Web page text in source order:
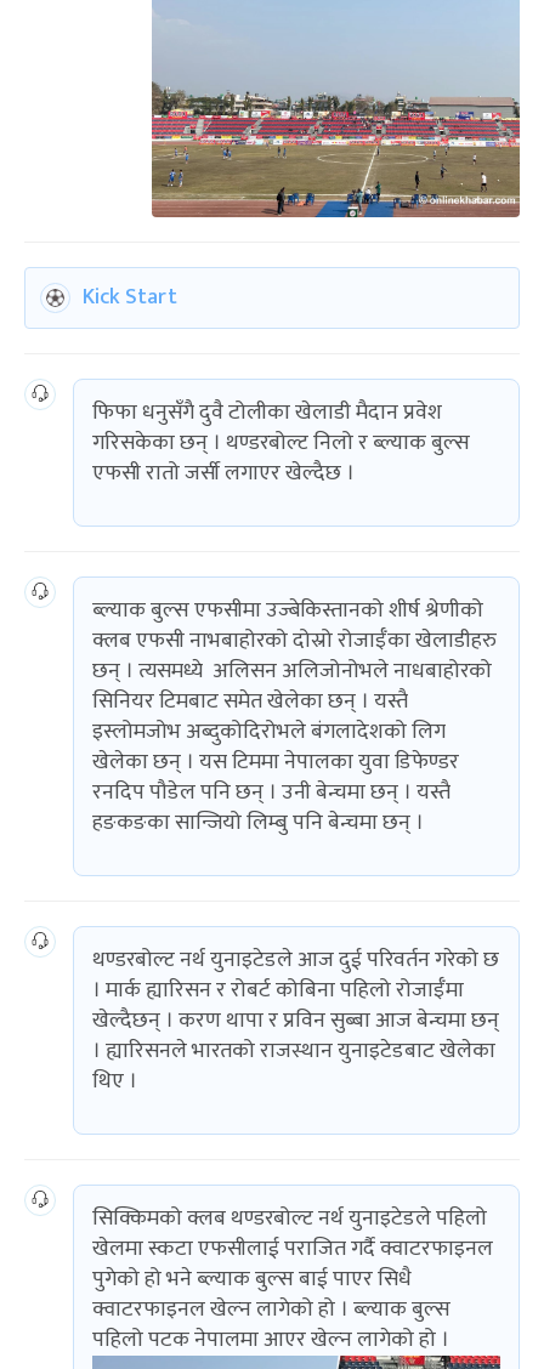
Kick Start
फिफा धनुसँगै दुवै टोलीका खेलाडी मैदान प्रवेश
गरिसकेका छन् । थण्डरबोल्ट निलो र ब्ल्याक बुल्स
एफसी रातो जर्सी लगाएर खेल्दैछ ।
ब्ल्याक बुल्स एफसीमा उज्बेकिस्तानको शीर्ष श्रेणीको
क्लब एफसी नाभबाहोरको दोस्रो रोजाईँका खेलाडीहरु
छन् । त्यसमध्ये अलिसन अलिजोनोभले नाधबाहोरको
सिनियर टिमबाट समेत खेलेका छन् । यस्तै
इस्लोमजोभ अब्दुकोदिरोभले बंगलादेशको लिग
खेलेका छन् । यस टिममा नेपालका युवा डिफेण्डर
रनदिप पौडेल पनि छन् । उनी बेन्चमा छन् । यस्तै
हङकङका सान्जियो लिम्बु पनि बेन्चमा छन् ।
थण्डरबोल्ट नर्थ युनाइटेडले आज दुई परिवर्तन गरेको छ
। मार्क ह्यारिसन र रोबर्ट कोबिना पहिलो रोजाईँमा
खेल्दैछन् । करण थापा र प्रविन सुब्बा आज बेन्चमा छन्
। ह्यारिसनले भारतको राजस्थान युनाइटेडबाट खेलेका
थिए ।
सिक्किमको क्लब थण्डरबोल्ट नर्थ युनाइटेडले पहिलो
खेलमा स्कटा एफसीलाई पराजित गर्दै क्वाटरफाइनल
पुगेको हो भने ब्ल्याक बुल्स बाई पाएर सिधै
क्वाटरफाइनल खेल्न लागेको हो । ब्ल्याक बुल्स
पहिलो पटक नेपालमा आएर खेल्न लागेको हो ।